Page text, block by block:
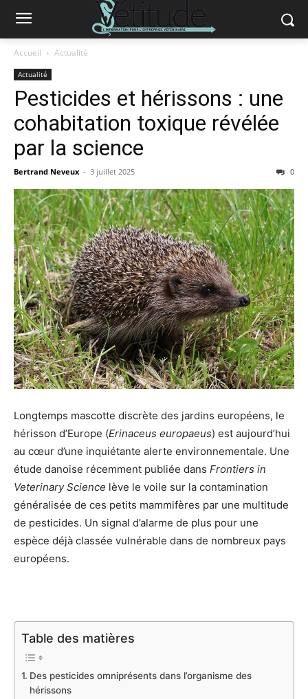
Accueil Actualité
Actualité
Pesticides et hérissons : une
cohabitation toxique révélée
par la science
Bertrand Neveux - 3 juillet 2025 0
Longtemps mascotte discrète des jardins européens, le
hérisson d’Europe (Erinaceus europaeus) est aujourd’hui
au cœur d’une inquiétante alerte environnementale. Une
étude danoise récemment publiée dans Frontiers in
Veterinary Science lève le voile sur la contamination
généralisée de ces petits mammifères par une multitude
de pesticides. Un signal d’alarme de plus pour une
espèce déjà classée vulnérable dans de nombreux pays
européens.
Table des matières
Des pesticides omniprésents dans l’organisme des
hérissons